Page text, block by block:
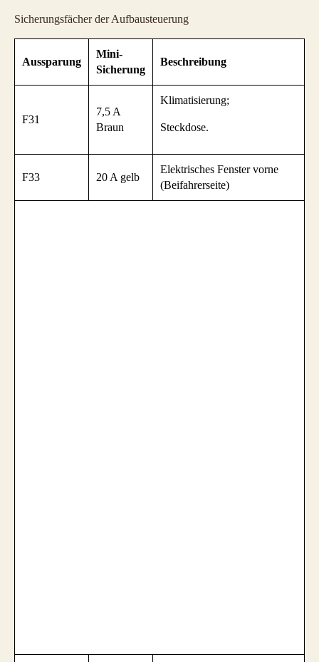
Sicherungsfächer der Aufbausteuerung
Aussparung
Mini-
Sicherung
Beschreibung
F31
7,5 A
Braun
Klimatisierung;
Steckdose.
F33 20 A gelb
Elektrisches Fenster vorne
(Beifahrerseite)